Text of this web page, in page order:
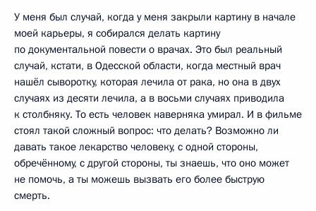
У меня был случай, когда у меня закрыли картину в начале
моей карьеры, я собирался делать картину
по документальной повести о врачах. Это был реальный
случай, кстати, в Одесской области, когда местный врач
нашёл сыворотку, которая лечила от рака, но она в двух
случаях из десяти лечила, а в восьми случаях приводила
к столбняку. То есть человек наверняка умирал. И в фильме
стоял такой сложный вопрос: что делать? Возможно ли
давать такое лекарство человеку, с одной стороны,
обречённому, с другой стороны, ты знаешь, что оно может
не помочь, а ты можешь вызвать его более быструю
смерть.